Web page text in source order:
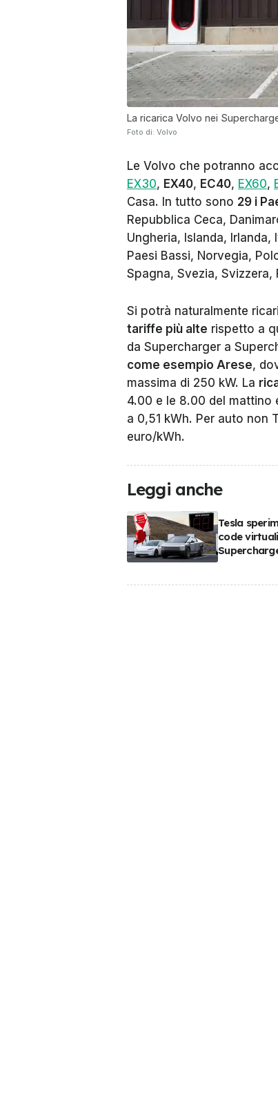
La ricarica Volvo nei
Foto di: Volvo
Le Volvo che potranno
EX30, EX40, EC40, EX60,
Casa. In tutto sono 29 i
Repubblica Ceca,
Ungheria, Islanda,
Paesi Bassi, Norvegia,
Spagna, Svezia, Svizzera,
Si potrà naturalmente
tariffe più alte rispetto a
da Supercharger a
come esempio Arese,
massima di 250 kW. La
4.00 e le 8.00 del mattino
a 0,51 kWh. Per auto non
euro/kWh.
Leggi anche
Tesla
code